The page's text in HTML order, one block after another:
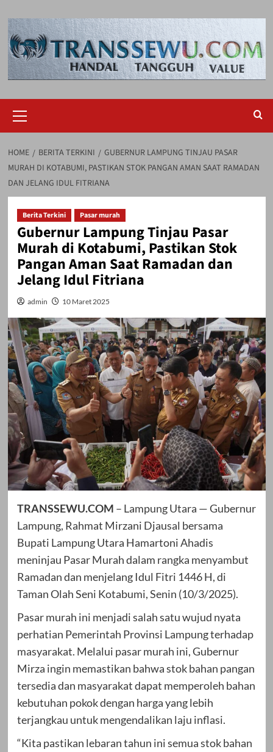
to
content
Menu
HOME BERITA TERKINI
GUBERNUR LAMPUNG TINJAU PASAR
MURAH DI KOTABUMI, PASTIKAN STOK PANGAN AMAN SAAT RAMADAN
DAN JELANG IDUL FITRIANA
Berita Terkini Pasar murah
Gubernur Lampung Tinjau Pasar
Murah di Kotabumi, Pastikan Stok
Pangan Aman Saat Ramadan dan
Jelang Idul Fitriana
admin 10 Maret 2025
TRANSSEWU.COM – Lampung Utara — Gubernur
Lampung, Rahmat Mirzani Djausal bersama
Bupati Lampung Utara Hamartoni Ahadis
meninjau Pasar Murah dalam rangka menyambut
Ramadan dan menjelang Idul Fitri 1446 H, di
Taman Olah Seni Kotabumi, Senin (10/3/2025).
Pasar murah ini menjadi salah satu wujud nyata
perhatian Pemerintah Provinsi Lampung terhadap
masyarakat. Melalui pasar murah ini, Gubernur
Mirza ingin memastikan bahwa stok bahan pangan
tersedia dan masyarakat dapat memperoleh bahan
kebutuhan pokok dengan harga yang lebih
terjangkau untuk mengendalikan laju inflasi.
“Kita pastikan lebaran tahun ini semua stok bahan